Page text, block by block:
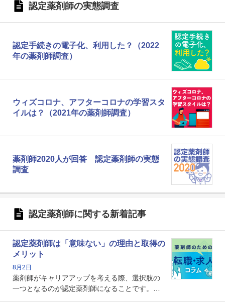
認定薬剤師の実態調査
認定手続きの電子化、利用した？（2022
年の薬剤師調査）
ウィズコロナ、アフターコロナの学習スタ
イルは？（2021年の薬剤師調査）
薬剤師2020人が回答 認定薬剤師の実態
調査
認定薬剤師に関する新着記事
認定薬剤師は「意味ない」の理由と取得の
メリット
8月2日
薬剤師がキャリアアップを考える際、選択肢の
一つとなるのが認定薬剤師になることです。し